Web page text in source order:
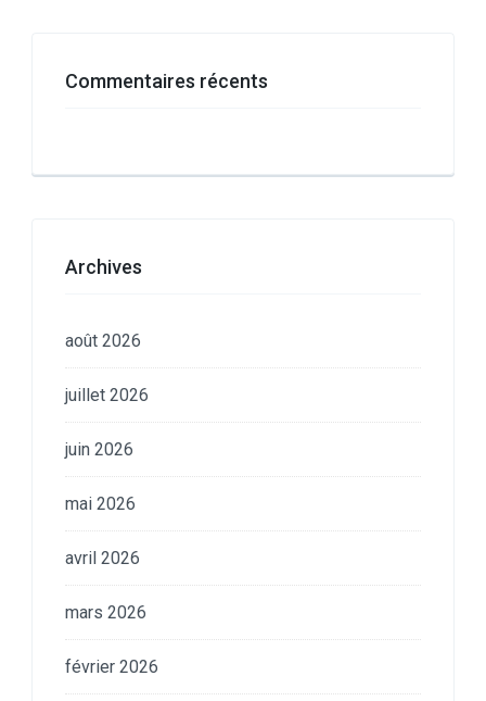
Commentaires récents
Archives
août 2026
juillet 2026
juin 2026
mai 2026
avril 2026
mars 2026
février 2026